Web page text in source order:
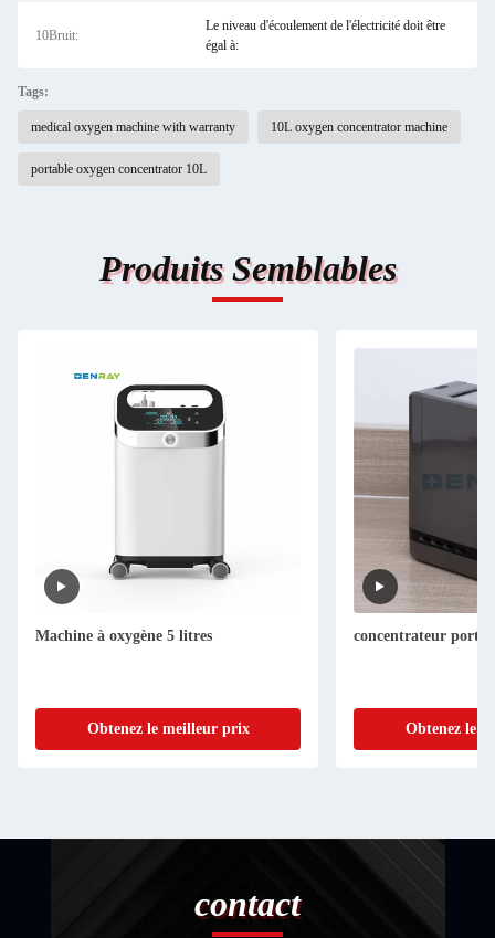
10Bruit:
Le niveau d'écoulement de l'électricité doit être
égal à:
Tags:
medical oxygen machine with warranty 10L oxygen concentrator machine
portable oxygen concentrator 10L
Produits Semblables
Machine à oxygène 5 litres
Obtenez le meilleur prix
concentrateur
Obtenez le
contact